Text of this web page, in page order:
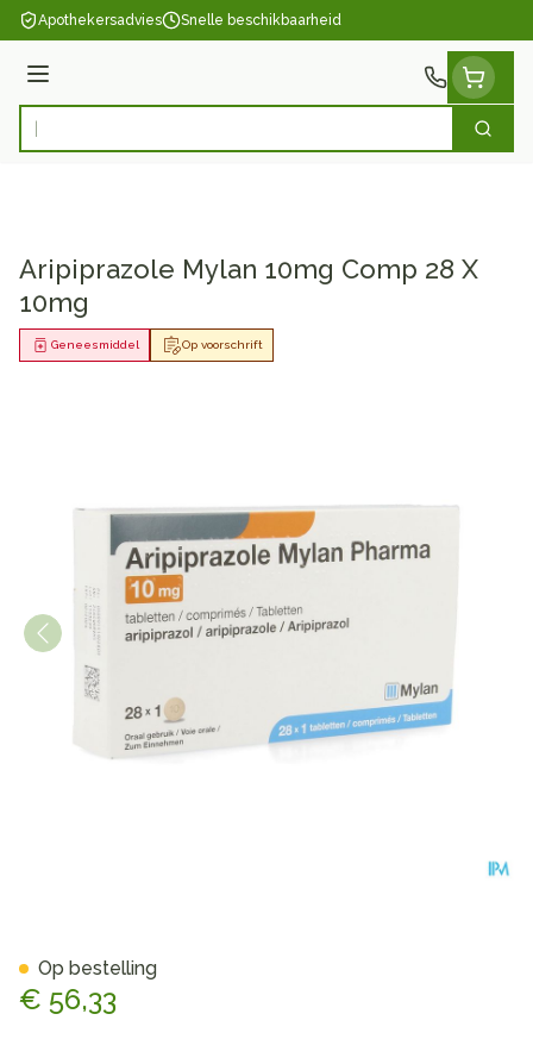
Ga naar de inhoud
Apothekersadvies Snelle beschikbaarheid
Menu
Product, merk, categorie... Zoek
Aripiprazole Mylan 10mg Comp 28 X
10mg
Op voorschrift
Geneesmiddel
€ 56,33
Op bestelling